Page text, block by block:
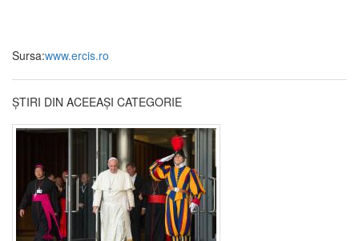
Sursa:www.ercis.ro
ȘTIRI DIN ACEEAȘI CATEGORIE